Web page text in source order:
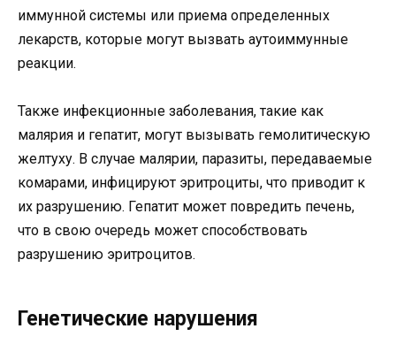
иммунной системы или приема определенных
лекарств, которые могут вызвать аутоиммунные
реакции.
Также инфекционные заболевания, такие как
малярия и гепатит, могут вызывать гемолитическую
желтуху. В случае малярии, паразиты, передаваемые
комарами, инфицируют эритроциты, что приводит к
их разрушению. Гепатит может повредить печень,
что в свою очередь может способствовать
разрушению эритроцитов.
Генетические нарушения